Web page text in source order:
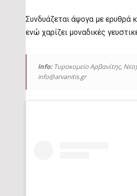
Συνδυάζεται άψογα με ερυθρά
ενώ χαρίζει μοναδικές
Info:Τυροκομείο Αρβανίτης,
info@arvanitis.gr